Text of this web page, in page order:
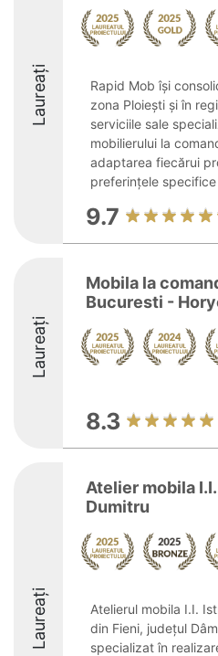
Laureați
Rapid Mob își
zona Ploiești și în
serviciile sale
mobilierului la
adaptarea fiecărui
preferințele
9.7
Laureați
Mobila la
Bucuresti -
8.3
Laureați
Atelier mobila
Dumitru
Atelierul mobila I.I.
din Fieni, județul
specializat în